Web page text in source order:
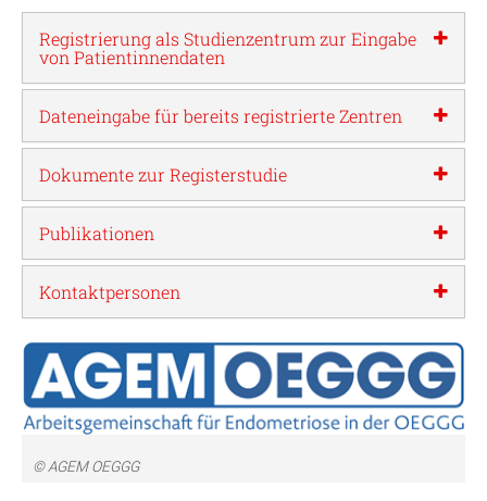
Registrierung als Studienzentrum zur Eingabe
von Patientinnendaten
Dateneingabe für bereits registrierte Zentren
Dokumente zur Registerstudie
Publikationen
Kontaktpersonen
© AGEM OEGGG